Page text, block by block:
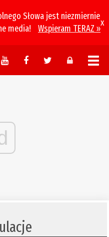
Słowa jest niezmiernie
media!
Wspieram TERAZ »
x